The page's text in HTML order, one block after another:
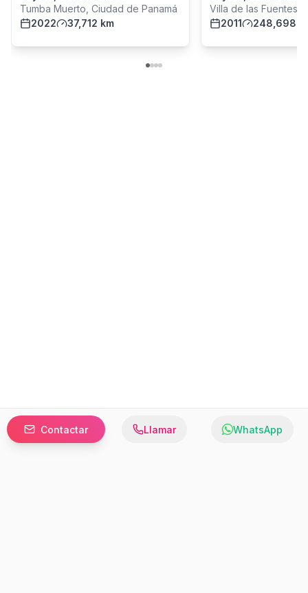
Contactar Llamar WhatsApp
Tumba Muerto, Ciudad de Panamá
2022
37,712 km
Villa de las Fuentes,
Panamá
2011 248,698